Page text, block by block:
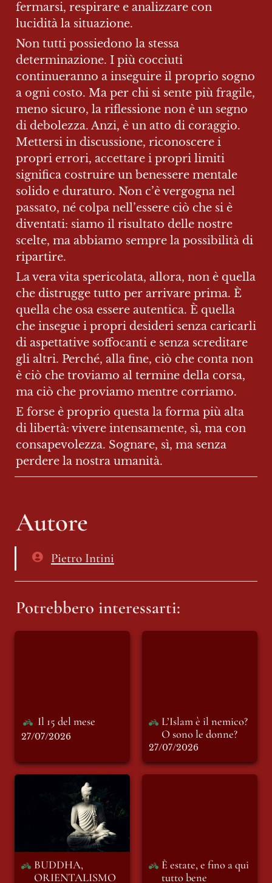
fermarsi, respirare e analizzare con
lucidità la situazione.
Non tutti possiedono la stessa
determinazione. I più cocciuti
continueranno a inseguire il proprio sogno
a ogni costo. Ma per chi si sente più fragile,
meno sicuro, la riflessione non è un segno
di debolezza. Anzi, è un atto di coraggio.
Mettersi in discussione, riconoscere i
propri errori, accettare i propri limiti
significa costruire un benessere mentale
solido e duraturo. Non c’è vergogna nel
passato, né colpa nell’essere ciò che si è
diventati: siamo il risultato delle nostre
scelte, ma abbiamo sempre la possibilità di
ripartire.
La vera vita spericolata, allora, non è quella
che distrugge tutto per arrivare prima. È
quella che osa essere autentica. È quella
che insegue i propri desideri senza caricarli
di aspettative soffocanti e senza screditare
gli altri. Perché, alla fine, ciò che conta non
è ciò che troviamo al termine della corsa,
ma ciò che proviamo mentre corriamo.
E forse è proprio questa la forma più alta
di libertà: vivere intensamente, sì, ma con
consapevolezza. Sognare, sì, ma senza
perdere la nostra umanità.
Autore
Pietro Intini
Potrebbero interessarti:
Il 15 del mese
27/07/2026
L’Islam è il nemico?
O sono le donne?
27/07/2026
BUDDHA,
ORIENTALISMO E
MENOPAUSA
BUDDHA,
ORIENTALISMO
È estate, e fino a qui
tutto bene